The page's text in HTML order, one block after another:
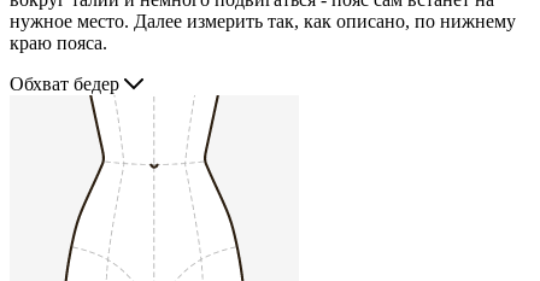
нужное место. Далее измерить так, как описано, по нижнему
краю пояса.
Обхват бедер